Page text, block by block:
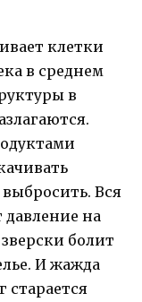
клетки
в среднем
в
Вся
давление на
болит
И жажда
старается